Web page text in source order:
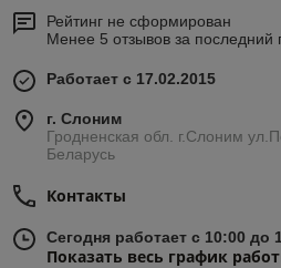
Рейтинг не сформирован
Менее 5 отзывов за последний
Работает с 17.02.2015
г. Слоним
Гродненская обл. г.Слоним
Беларусь
Контакты
Сегодня работает с 10:00 до
Показать весь график